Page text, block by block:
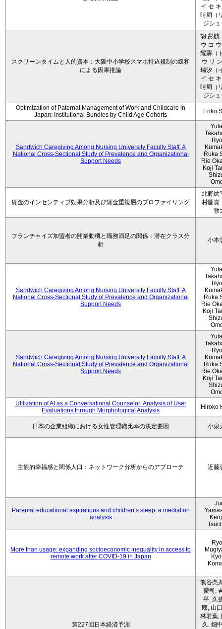
イ セ
時周（
ジシ
スクリーンタイムと人的資本：大阪中小学校スマホ持込規制の緩和
による因果推論
胡 彭航
ウ コ
耀霖（
ウ リ
瑞汐（
イ セ
時周（
ジシ
Optimization of Paternal Management of Work and Childcare in
Japan: Institutional Bundles by Child Age Cohorts
Eriko
Sandwich Caregiving Among Nursing University Faculty Staff: A
National Cross-Sectional Study of Prevalence and Organizational
Support Needs
Ruka
Rie
Koji
賃金のインセンティブ効果分析及び賃金重視層のプロファイリング
北野紘
村優貴
敦
フランチャイズ加盟者の開業動機と職務満足の関係：潜在クラス分
析
小本
Sandwich Caregiving Among Nursing University Faculty Staff: A
National Cross-Sectional Study of Prevalence and Organizational
Support Needs
Ruka
Rie
Koji
Sandwich Caregiving Among Nursing University Faculty Staff: A
National Cross-Sectional Study of Prevalence and Organizational
Support Needs
Ruka
Rie
Koji
Utilization of AI as a Conversational Counselor: Analysis of User
Evaluations through Morphological Analysis
Hiroko
日本の企業組織における女性管理職比率の決定要因 小泉
主観的幸福感と関係人口：ネットワーク分析からのアプローチ 近藤
Parental educational aspirations and children’s sleep: a mediation
analysis
More than usage: expanding socioeconomic inequality in access to
remote work after COVID-19 in Japan
第227回日本経済予測
熊谷亮
慶司,
平, 久
郎, 山
林若葉,
久, 畑